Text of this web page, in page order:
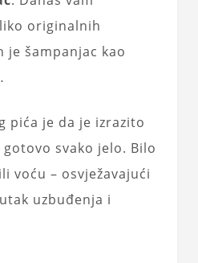
originalnih
je šampanjac kao
pića je da je izrazito
svako jelo. Bilo
voću – osvježavajući
uzbuđenja i